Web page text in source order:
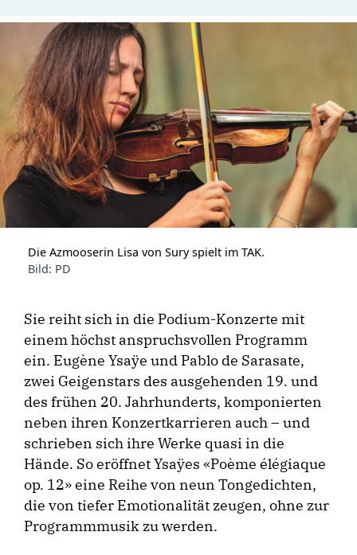
Die Azmooserin Lisa von Sury spielt im TAK.
Bild: PD
Sie reiht sich in die Podium-Konzerte mit
einem höchst anspruchsvollen Programm
ein. Eugène Ysaÿe und Pablo de Sarasate,
zwei Geigenstars des ausgehenden 19. und
des frühen 20. Jahrhunderts, komponierten
neben ihren Konzertkarrieren auch – und
schrieben sich ihre Werke quasi in die
Hände. So eröffnet Ysaÿes «Poème élégiaque
op. 12» eine Reihe von neun Tongedichten,
die von tiefer Emotionalität zeugen, ohne zur
Programmmusik zu werden.